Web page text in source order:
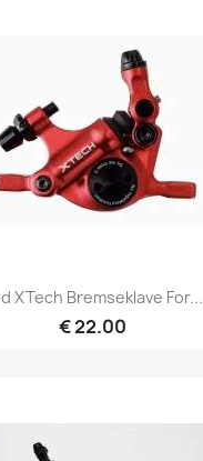
XTech Bremseklave For...
€ 22.00